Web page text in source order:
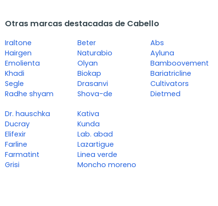
Otras marcas destacadas de Cabello
Iraltone
Hairgen
Emolienta
Khadi
Segle
Radhe shyam
Beter
Naturabio
Olyan
Biokap
Drasanvi
Shova-de
Abs
Ayluna
Bamboovement
Bariatricline
Cultivators
Dietmed
Dr. hauschka
Ducray
Elifexir
Farline
Farmatint
Grisi
Kativa
Kunda
Lab. abad
Lazartigue
Linea verde
Moncho moreno